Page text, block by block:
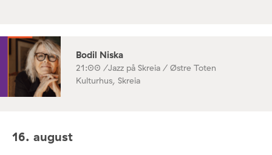
Bodil Niska
21:00 /Jazz på Skreia / Østre Toten
Kulturhus, Skreia
16. august